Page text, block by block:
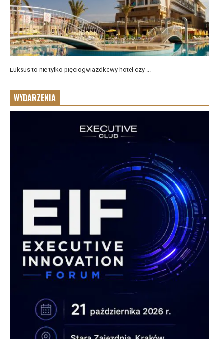
Luksus to nie tylko pięciogwiazdkowy hotel czy ...
WYDARZENIA